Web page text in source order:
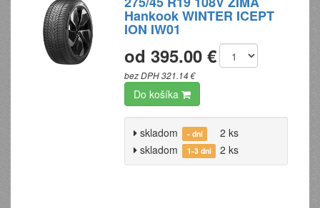
Hankook WINTER ICEPT
ION IW01
od 395.00 €
bez DPH 321.14 €
Do košíka
skladom - dní
2 ks
skladom
1-3 dni 2 ks